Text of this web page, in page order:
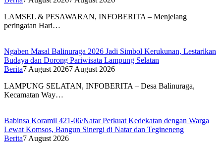
LAMSEL & PESAWARAN, INFOBERITA – Menjelang
peringatan Hari…
Ngaben Masal Balinuraga 2026 Jadi Simbol Kerukunan, Lestarikan
Budaya dan Dorong Pariwisata Lampung Selatan
Berita7 August 20267 August 2026
LAMPUNG SELATAN, INFOBERITA – Desa Balinuraga,
Kecamatan Way…
Babinsa Koramil 421-06/Natar Perkuat Kedekatan dengan Warga
Lewat Komsos, Bangun Sinergi di Natar dan Tegineneng
Berita7 August 2026